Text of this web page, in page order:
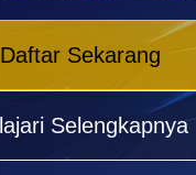
Daftar Sekarang
Selengkapnya